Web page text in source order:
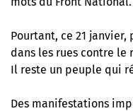
Pourtant, ce 21
dans les rues contre le
Il reste un peuple qui
Des manifestations